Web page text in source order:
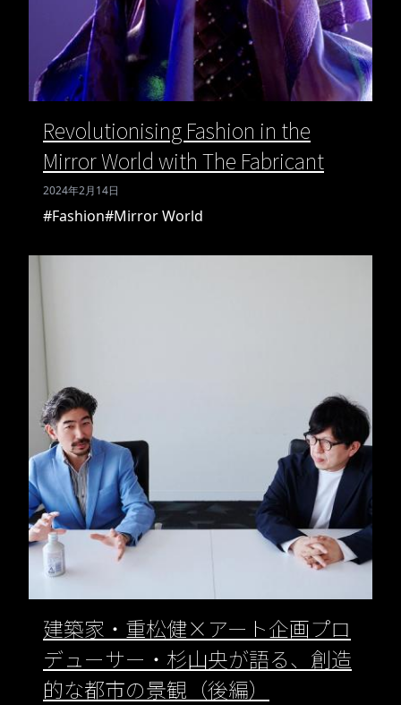
Revolutionising Fashion in the
Mirror World with The Fabricant
2024年2月14日
#Fashion#Mirror World
建築家・重松健×アート企画プロ
デューサー・杉山央が語る、創造
的な都市の景観（後編）